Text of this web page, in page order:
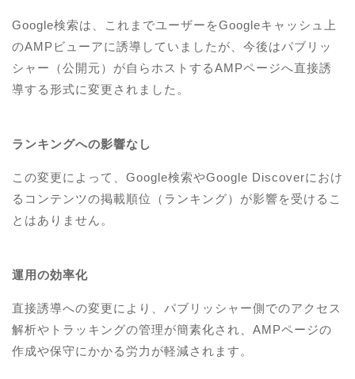
Google検索は、これまでユーザーをGoogleキャッシュ上
のAMPビューアに誘導していましたが、今後はパブリッ
シャー（公開元）が自らホストするAMPページへ直接誘
導する形式に変更されました。
ランキングへの影響なし
この変更によって、Google検索やGoogle Discoverにおけ
るコンテンツの掲載順位（ランキング）が影響を受けるこ
とはありません。
運用の効率化
直接誘導への変更により、パブリッシャー側でのアクセス
解析やトラッキングの管理が簡素化され、AMPページの
作成や保守にかかる労力が軽減されます。